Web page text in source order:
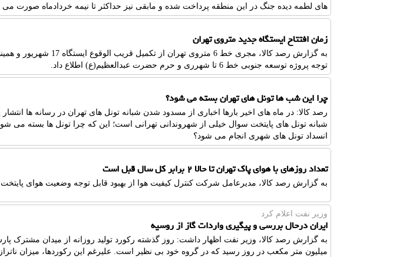
های لطمه دیده جنگ در این منطقه پرداخت شده و مابقی نیز حداکثر تا نیمه خردادماه صورت می
زمان افتتاح ایستگاه جدید متروی تهران
به گزارش رصد کالا، مجری خط 6 متروی تهران
توجه پروژه توسعه جنوبی خط 6 تا شهرری و حرم حضرت عبدالعظیم(ع) اطلاع داد.
چرا این شب ها تونل های تهران بسته می شود؟
رصد کالا: در ماه های اخیر بارها اخباری از مسدود شدن شبانه تونل های تهران در رسانه ها
شبانه تونل های پایتخت سوال خیلی از شهروندانی تهرانی است؛ این که چرا تونل ها بسته می
انسداد تونل های شهری انجام می شود؟
تعداد روزهای با هوای پاک تهران تا حالا ۲ برابر کل سال قبل است
به گزارش رصد کالا، مدیرعامل شرکت کنترل کیفیت هوا از بهبود قابل توجه وضعیت هوای پایتخت
وزیر نفت اعلام كرد
ایران درحال بررسی و پیگیری واردات گاز از روسیه
میلیون متر مکعب در روز رسید که در گروه خود بی نظیر است. علیرغم این رکوردها، میزان